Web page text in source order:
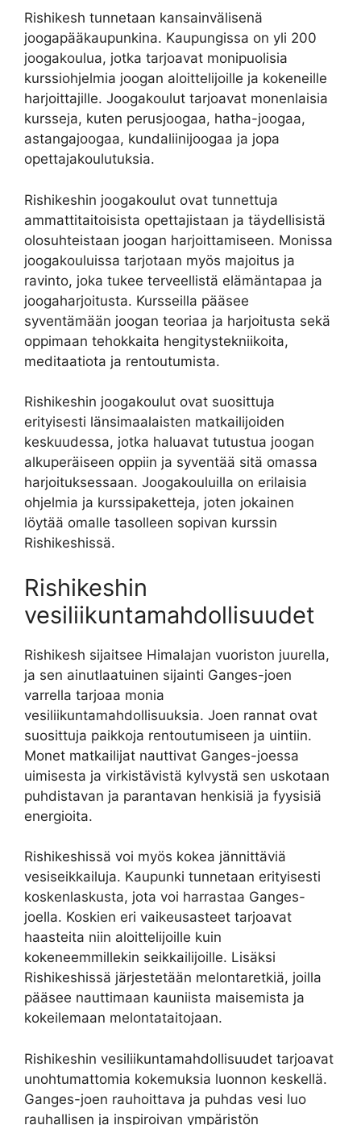
Rishikesh tunnetaan kansainvälisenä
joogapääkaupunkina. Kaupungissa on yli 200
joogakoulua, jotka tarjoavat monipuolisia
kurssiohjelmia joogan aloittelijoille ja kokeneille
harjoittajille. Joogakoulut tarjoavat monenlaisia
kursseja, kuten perusjoogaa, hatha-joogaa,
astangajoogaa, kundaliinijoogaa ja jopa
opettajakoulutuksia.
Rishikeshin joogakoulut ovat tunnettuja
ammattitaitoisista opettajistaan ja täydellisistä
olosuhteistaan joogan harjoittamiseen. Monissa
joogakouluissa tarjotaan myös majoitus ja
ravinto, joka tukee terveellistä elämäntapaa ja
joogaharjoitusta. Kursseilla pääsee
syventämään joogan teoriaa ja harjoitusta sekä
oppimaan tehokkaita hengitystekniikoita,
meditaatiota ja rentoutumista.
Rishikeshin joogakoulut ovat suosittuja
erityisesti länsimaalaisten matkailijoiden
keskuudessa, jotka haluavat tutustua joogan
alkuperäiseen oppiin ja syventää sitä omassa
harjoituksessaan. Joogakouluilla on erilaisia
ohjelmia ja kurssipaketteja, joten jokainen
löytää omalle tasolleen sopivan kurssin
Rishikeshissä.
Rishikeshin
vesiliikuntamahdollisuudet
Rishikesh sijaitsee Himalajan vuoriston juurella,
ja sen ainutlaatuinen sijainti Ganges-joen
varrella tarjoaa monia
vesiliikuntamahdollisuuksia. Joen rannat ovat
suosittuja paikkoja rentoutumiseen ja uintiin.
Monet matkailijat nauttivat Ganges-joessa
uimisesta ja virkistävistä kylvystä sen uskotaan
puhdistavan ja parantavan henkisiä ja fyysisiä
energioita.
Rishikeshissä voi myös kokea jännittäviä
vesiseikkailuja. Kaupunki tunnetaan erityisesti
koskenlaskusta, jota voi harrastaa Ganges-
joella. Koskien eri vaikeusasteet tarjoavat
haasteita niin aloittelijoille kuin
kokeneemmillekin seikkailijoille. Lisäksi
Rishikeshissä järjestetään melontaretkiä, joilla
pääsee nauttimaan kauniista maisemista ja
kokeilemaan melontataitojaan.
Rishikeshin vesiliikuntamahdollisuudet tarjoavat
unohtumattomia kokemuksia luonnon keskellä.
Ganges-joen rauhoittava ja puhdas vesi luo
rauhallisen ja inspiroivan ympäristön